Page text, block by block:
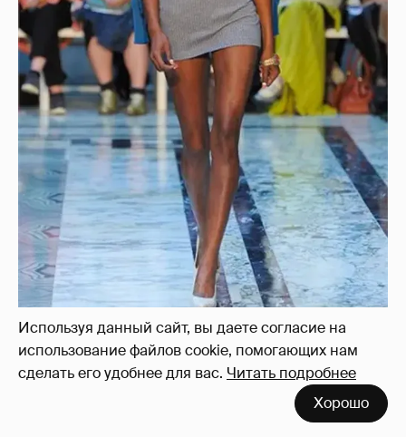
Используя данный сайт, вы даете согласие на
использование файлов cookie, помогающих нам
сделать его удобнее для вас. Читать подробнее
Хорошо